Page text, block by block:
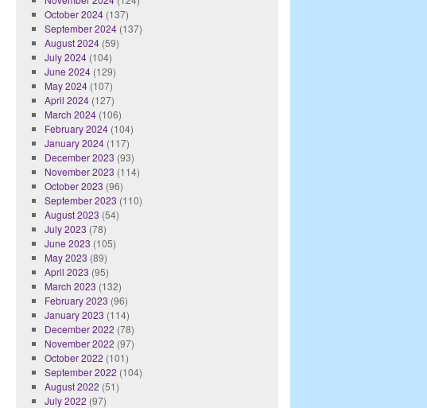
October 2024(137)
September 2024(137)
August 2024(59)
July 2024(104)
June 2024(129)
May 2024(107)
April 2024(127)
March 2024(106)
February 2024(104)
January 2024(117)
December 2023 (93)
November 2023 (114)
October 2023 (96)
September 2023 (110)
August 2023 (54)
July 2023 (78)
June 2023 (105)
May 2023 (89)
April 2023 (95)
March 2023 (132)
February 2023 (96)
January 2023 (114)
December 2022 (78)
November 2022 (97)
October 2022 (101)
September 2022 (104)
August 2022 (51)
July 2022 (97)